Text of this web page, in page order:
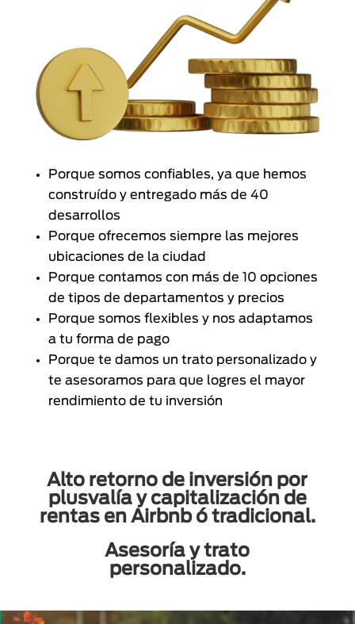
Porque somos confiables, ya que hemos
construído y entregado más de 40
desarrollos
Porque ofrecemos siempre las mejores
ubicaciones de la ciudad
Porque contamos con más de 10 opciones
de tipos de departamentos y precios
Porque somos flexibles y nos adaptamos
a tu forma de pago
Porque te damos un trato personalizado y
te asesoramos para que logres el mayor
rendimiento de tu inversión
Alto retorno de inversión por
plusvalía y capitalización de
rentas en Airbnb ó tradicional.
Asesoría y trato
personalizado.